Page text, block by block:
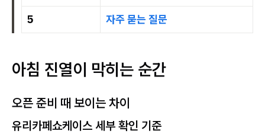
5
자주 묻는 질문
아침 진열이 막히는 순간
오픈 준비 때 보이는 차이
유리카페쇼케이스 세부 확인 기준